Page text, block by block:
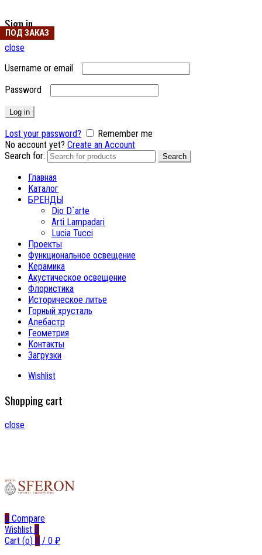
Sign in
close
Username or email
Password
Log in
Lost your password?
Remember me
No account yet? Create an Account
Search for:
Search
Главная
Каталог
БРЕНДЫ
Dio D`arte
Arti Lampadari
Lucia Tucci
Проекты
Функциональное освещение
Керамика
Акустическое освещение
Флористика
Историческое литье
Горный хрусталь
Алебастр
Геометрия
Контакты
Загрузки
Wishlist
Shopping cart
close
0 Compare
Wishlist 0
Cart (o) 0 / 0 ₽
ПОД ЗАКАЗ